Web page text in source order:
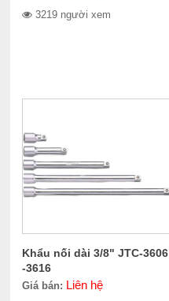
3219 người xem
Khẩu nối dài 3/8" JTC-3606
-3616
Giá bán: Liên hệ